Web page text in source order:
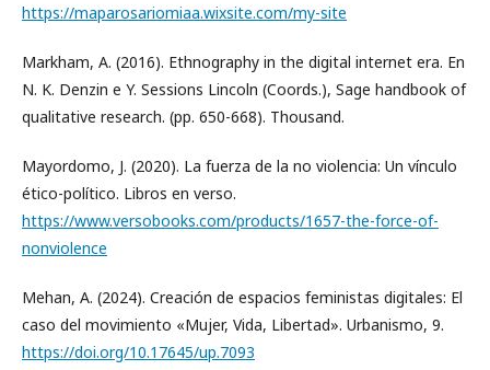
https://maparosariomiaa.wixsite.com/my-site
Markham, A. (2016). Ethnography in the digital internet era. En
N. K. Denzin e Y. Sessions Lincoln (Coords.), Sage handbook of
qualitative research. (pp. 650-668). Thousand.
Mayordomo, J. (2020). La fuerza de la no violencia: Un vínculo
ético-político. Libros en verso.
https://www.versobooks.com/products/1657-the-force-of-
nonviolence
Mehan, A. (2024). Creación de espacios feministas digitales: El
caso del movimiento «Mujer, Vida, Libertad». Urbanismo, 9.
https://doi.org/10.17645/up.7093